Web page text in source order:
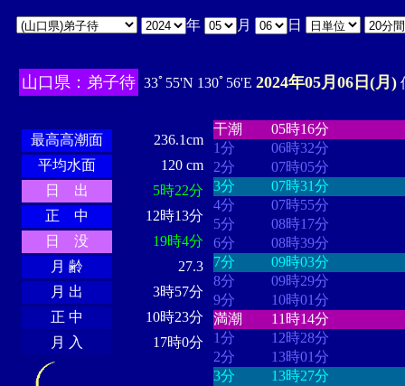
年 月 日
山口県：弟子待 33ﾟ55'N 130ﾟ56'E 2024年05月06日(月)
最高高潮面
236.1cm
平均水面
120 cm
日 出
5時22分
正 中
12時13分
日 没
19時4分
月 齢
27.3
月 出
3時57分
正 中
10時23分
月 入
17時0分
干潮
05時16分
1分
06時32分
2分
07時05分
3分
07時31分
4分
07時55分
5分
08時17分
6分
08時39分
7分
09時03分
8分
09時29分
9分
10時01分
満潮
11時14分
1分
12時28分
2分
13時01分
3分
13時27分